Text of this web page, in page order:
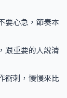
要心急，節奏本
跟重要的人說清
衝刺，慢慢來比